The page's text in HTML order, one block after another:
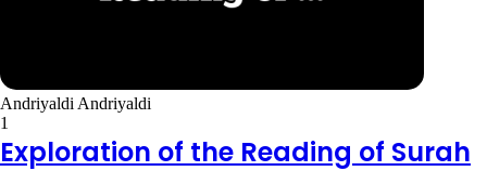
Andriyaldi Andriyaldi
1
Exploration of the Reading of Surah